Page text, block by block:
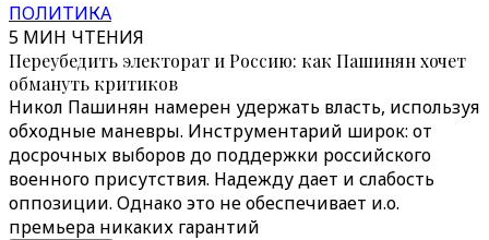
ПОЛИТИКА
5 МИН ЧТЕНИЯ
Переубедить электорат и Россию: как Пашинян хочет
обмануть критиков
Никол Пашинян намерен удержать власть, используя
обходные маневры. Инструментарий широк: от
досрочных выборов до поддержки российского
военного присутствия. Надежду дает и слабость
оппозиции. Однако это не обеспечивает и.о.
премьера никаких гарантий